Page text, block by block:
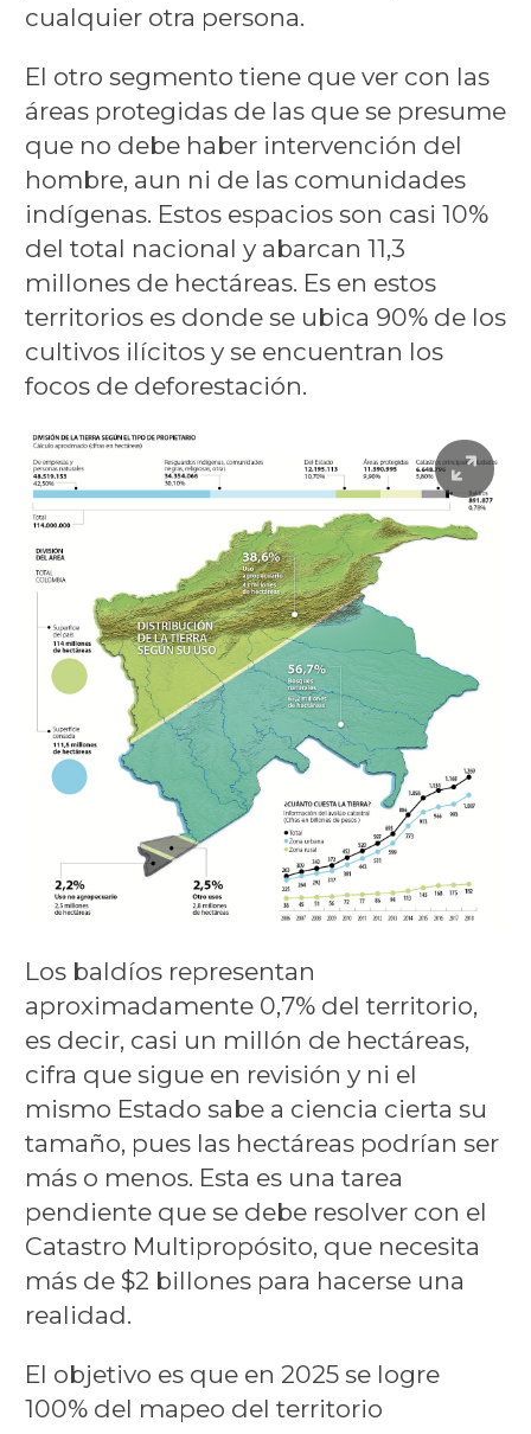
cualquier otra persona.
El otro segmento tiene que ver con las
áreas protegidas de las que se presume
que no debe haber intervención del
hombre, aun ni de las comunidades
indígenas. Estos espacios son casi 10%
del total nacional y abarcan 11,3
millones de hectáreas. Es en estos
territorios es donde se ubica 90% de los
cultivos ilícitos y se encuentran los
focos de deforestación.
Los baldíos representan
aproximadamente 0,7% del territorio,
es decir, casi un millón de hectáreas,
cifra que sigue en revisión y ni el
mismo Estado sabe a ciencia cierta su
tamaño, pues las hectáreas podrían ser
más o menos. Esta es una tarea
pendiente que se debe resolver con el
Catastro Multipropósito, que necesita
más de $2 billones para hacerse una
realidad.
El objetivo es que en 2025 se logre
100% del mapeo del territorio